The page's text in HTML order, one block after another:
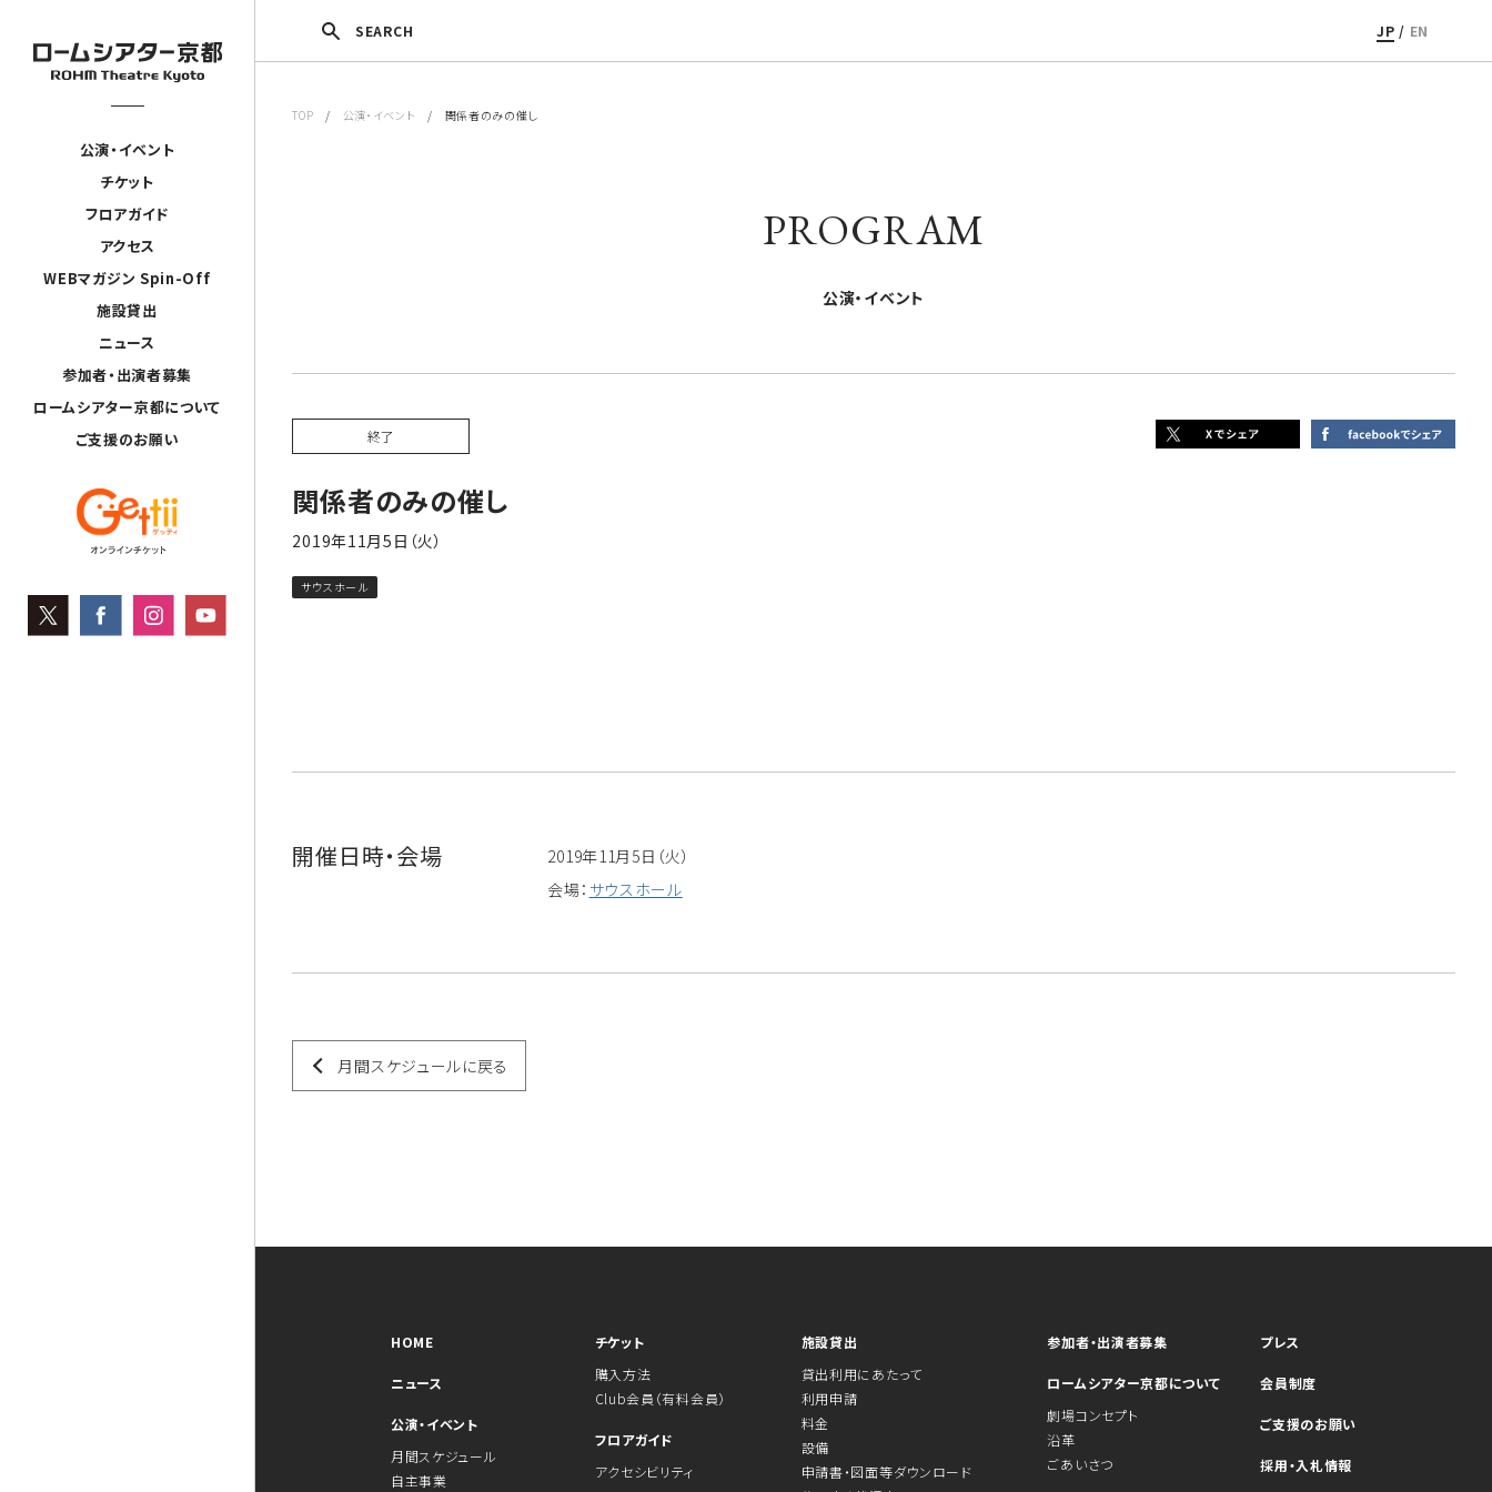
公演・イベント
チケット
フロアガイド
アクセス
WEBマガジン Spin-Off
施設貸出
ニュース
参加者・出演者募集
ロームシアター京都について
ご支援のお願い
SEARCH JP / EN
TOP / 公演・イベント / 関係者のみの催し
PROGRAM
公演・イベント
終了
関係者のみの催し
2019年11月5日（火）
サウスホール
開催日時・会場
2019年11月5日（火）
会場： サウスホール
月間スケジュールに戻る
HOME
ニュース
公演・イベント
月間スケジュール
自主事業
チケット
購入方法
Club会員（有料会員）
フロアガイド
アクセシビリティ
施設貸出
貸出利用にあたって
利用申請
料金
設備
申請書・図面等ダウンロード
参加者・出演者募集
ロームシアター京都について
劇場コンセプト
沿革
ごあいさつ
プレス
会員制度
ご支援のお願い
採用・入札情報